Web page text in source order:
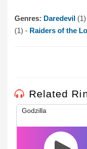
Genres: Daredevil
(1) - Raiders of the
Related
Godzilla